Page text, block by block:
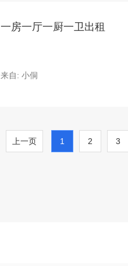
一房一厅一厨一卫出租
来自: 小侗
上一页 1 2 3